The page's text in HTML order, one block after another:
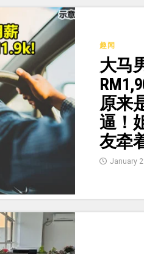
趣闻
大马
原来
逼！
友牵
January